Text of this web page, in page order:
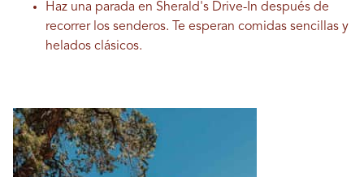
Haz una parada en Sherald's Drive-In después de
recorrer los senderos. Te esperan comidas sencillas y
helados clásicos.